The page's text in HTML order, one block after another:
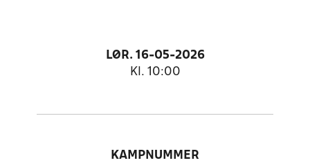
LØR. 16-05-2026
Kl. 10:00
KAMPNUMMER